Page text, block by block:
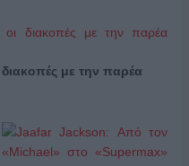
με την παρέα